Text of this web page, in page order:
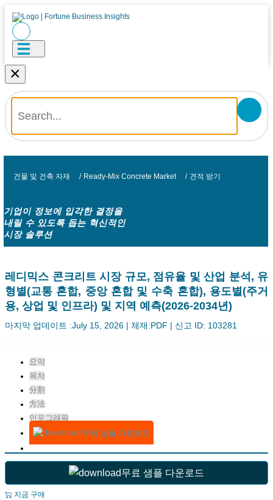
×
건물 및 건축 자재 / Ready-Mix Concrete Market / 견적 받기
기업이 정보에 입각한 결정을
내릴 수 있도록 돕는 혁신적인
시장 솔루션
레디믹스 콘크리트 시장 규모, 점유율 및 산업 분석, 유
형별(교통 혼합, 중앙 혼합 및 수축 혼합), 용도별(주거
용, 상업 및 인프라) 및 지역 예측(2026-2034년)
마지막 업데이트 :July 15, 2026 | 체재:PDF | 신고 ID: 103281
요약
목차
分割
方法
인포그래픽
무료 샘플 다운로드
무료 샘플 다운로드
지금 구매